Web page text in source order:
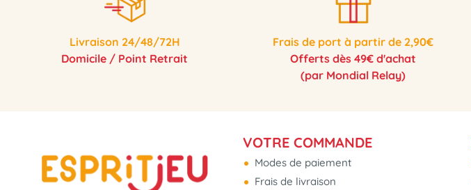
Livraison 24/48/72H
Domicile / Point Retrait
Frais de port à partir de 2,90€
Offerts dès 49€ d'achat
(par Mondial Relay)
VOTRE COMMANDE
Modes de paiement
Frais de livraison